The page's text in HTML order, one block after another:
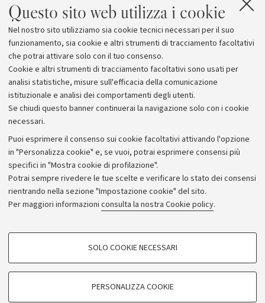
Questo sito web utilizza i cookie
Nel nostro sito utilizziamo sia cookie tecnici necessari per il suo
funzionamento, sia cookie e altri strumenti di tracciamento facoltativi
che potrai attivare solo con il tuo consenso.
Cookie e altri strumenti di tracciamento facoltativi sono usati per
analisi statistiche, misure sull'efficacia della comunicazione
istituzionale e analisi dei comportamenti degli utenti.
Se chiudi questo banner continuerai la navigazione solo con i cookie
necessari.
Puoi esprimere il consenso sui cookie facoltativi attivando l'opzione
in "Personalizza cookie" e, se vuoi, potrai esprimere consensi più
specifici in "Mostra cookie di profilazione".
Potrai sempre rivedere le tue scelte e verificare lo stato dei consensi
rientrando nella sezione "Impostazione cookie" del sito.
Per maggiori informazioni consulta la nostra Cookie policy.
COOKIE DI PROFILAZIONE - FACOLTATIVI
SOLO COOKIE NECESSARI
PERSONALIZZA COOKIE
progettazione, Cultura dei materiali di moda e Design
del gioiello dell'Accademia di Belle arti. Un lavoro
interdisciplinare che ha dato vita a un'insolita avventura
visionaria ambientata al Museo di Zoologia.
Archivio
Comunicati stampa
Redazione
Rassegna stampa
© Copyright 2026 - ALMA MATER STUDIORUM - Università di